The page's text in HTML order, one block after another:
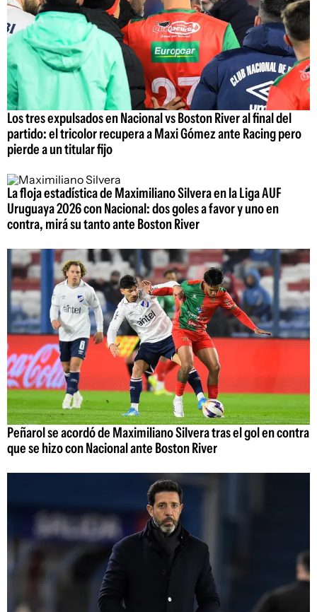
Los tres expulsados en Nacional vs Boston River al final del
partido: el tricolor recupera a Maxi Gómez ante Racing pero
pierde a un titular fijo
La floja estadística de Maximiliano Silvera en la Liga AUF
Uruguaya 2026 con Nacional: dos goles a favor y uno en
contra, mirá su tanto ante Boston River
Peñarol se acordó de Maximiliano Silvera tras el gol en contra
que se hizo con Nacional ante Boston River